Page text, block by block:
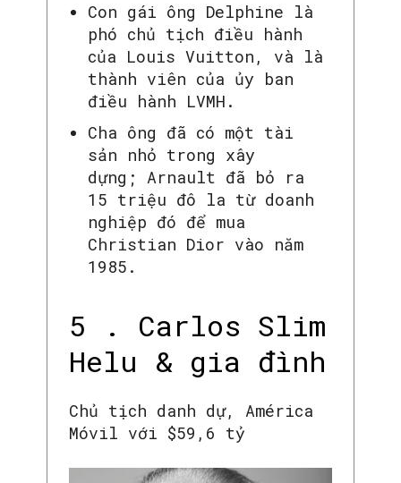
Con gái ông Delphine là
phó chủ tịch điều hành
của Louis Vuitton, và là
thành viên của ủy ban
điều hành LVMH.
Cha ông đã có một tài
sản nhỏ trong xây
dựng; Arnault đã bỏ ra
15 triệu đô la từ doanh
nghiệp đó để mua
Christian Dior vào năm
1985.
5 . Carlos Slim
Helu & gia đình
Chủ tịch danh dự, América
Móvil với $59,6 tỷ